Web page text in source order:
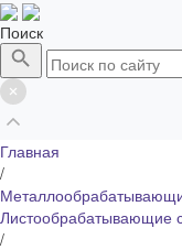
Поиск
Главная
/
Листообрабатывающие
/